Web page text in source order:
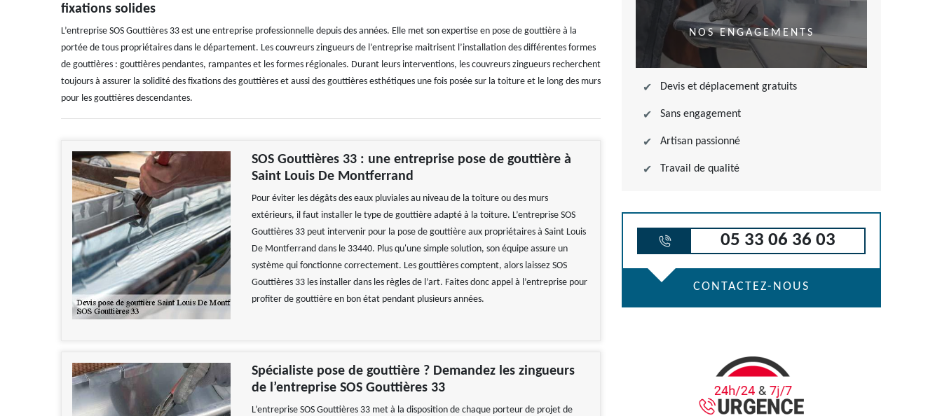
fixations solides
L’entreprise SOS Gouttières 33 est une entreprise professionnelle depuis des années. Elle met son expertise en pose de gouttière à la
portée de tous propriétaires dans le département. Les couvreurs zingueurs de l’entreprise maitrisent l’installation des différentes formes
de gouttières : gouttières pendantes, rampantes et les formes régionales. Durant leurs interventions, les couvreurs zingueurs recherchent
toujours à assurer la solidité des fixations des gouttières et aussi des gouttières esthétiques une fois posée sur la toiture et le long des murs
pour les gouttières descendantes.
SOS Gouttières 33 : une entreprise pose de gouttière à
Saint Louis De Montferrand
Pour éviter les dégâts des eaux pluviales au niveau de la toiture ou des murs
extérieurs, il faut installer le type de gouttière adapté à la toiture. L’entreprise SOS
Gouttières 33 peut intervenir pour la pose de gouttière aux propriétaires à Saint Louis
De Montferrand dans le 33440. Plus qu'une simple solution, son équipe assure un
système qui fonctionne correctement. Les gouttières comptent, alors laissez SOS
Gouttières 33 les installer dans les règles de l’art. Faites donc appel à l’entreprise pour
profiter de gouttière en bon état pendant plusieurs années.
Spécialiste pose de gouttière ? Demandez les zingueurs
de l’entreprise SOS Gouttières 33
L’entreprise SOS Gouttières 33 met à la disposition de chaque porteur de projet de
NOS ENGAGEMENTS
Devis et déplacement gratuits
Sans engagement
Artisan passionné
Travail de qualité
05 33 06 36 03
CONTACTEZ-NOUS